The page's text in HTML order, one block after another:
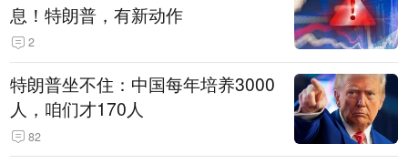
息！特朗普，有新动作
2
特朗普坐不住：中国每年培养3000
人，咱们才170人
82